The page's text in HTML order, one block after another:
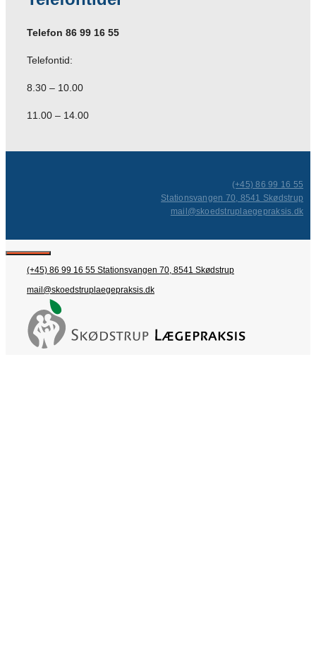
Telefon 86 99 16 55
Telefontid:
8.30 – 10.00
11.00 – 14.00
(+45) 86 99 16 55
Stationsvangen 70, 8541 Skødstrup
mail@skoedstruplaegepraksis.dk
Close
(+45) 86 99 16 55 Stationsvangen 70, 8541 Skødstrup
mail@skoedstruplaegepraksis.dk